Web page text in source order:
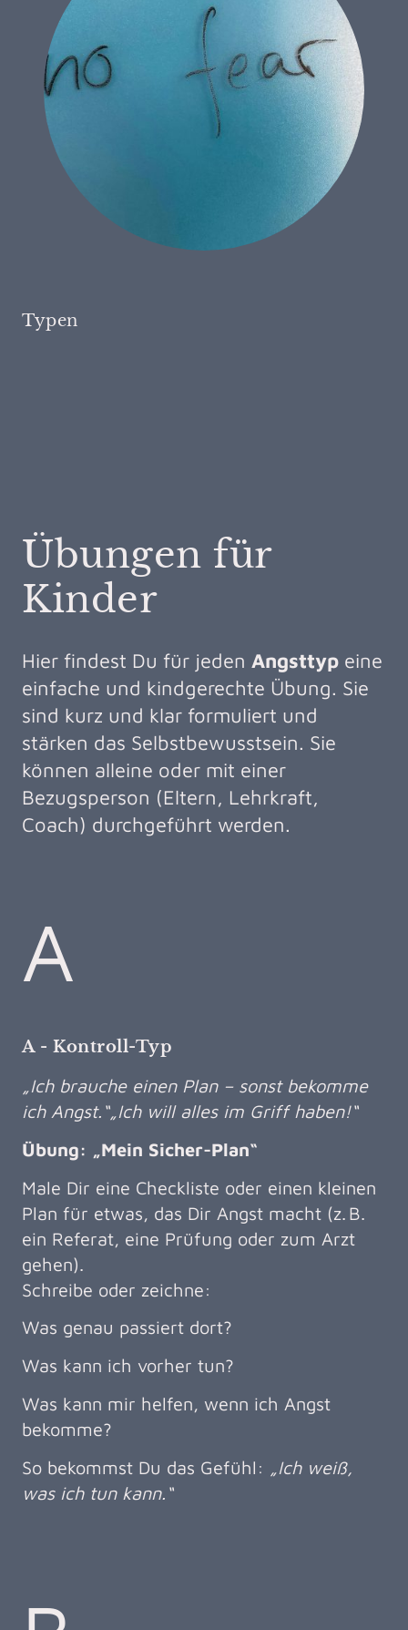
Typen
Übungen für
Kinder
Hier findest Du für jeden Angsttyp eine
einfache und kindgerechte Übung. Sie
sind kurz und klar formuliert und
stärken das Selbstbewusstsein. Sie
können alleine oder mit einer
Bezugsperson (Eltern, Lehrkraft,
Coach) durchgeführt werden.
A
A - Kontroll-Typ
„Ich brauche einen Plan – sonst bekomme
ich Angst.“„Ich will alles im Griff haben!“
Übung: „Mein Sicher-Plan“
Male Dir eine Checkliste oder einen kleinen
Plan für etwas, das Dir Angst macht (z. B.
ein Referat, eine Prüfung oder zum Arzt
gehen).
Schreibe oder zeichne:
Was genau passiert dort?
Was kann ich vorher tun?
Was kann mir helfen, wenn ich Angst
bekomme?
So bekommst Du das Gefühl: „Ich weiß,
was ich tun kann.“